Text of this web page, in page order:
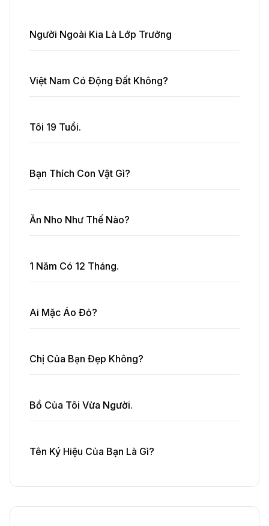
Người Ngoài Kia Là Lớp Trưởng
Việt Nam Có Động Đất Không?
Tôi 19 Tuổi.
Bạn Thích Con Vật Gì?
Ăn Nho Như Thế Nào?
1 Năm Có 12 Tháng.
Ai Mặc Áo Đỏ?
Chị Của Bạn Đẹp Không?
Bồ Của Tôi Vừa Người.
Tên Ký Hiệu Của Bạn Là Gì?